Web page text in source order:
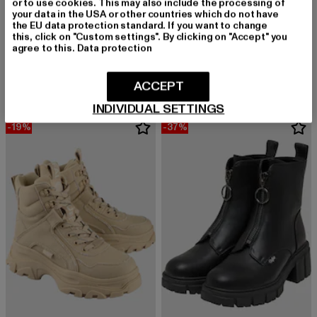
BUFFALO
ZANOS JOJO - VEGAN NAPPA
Derzeitiger Preis: 55,19 EURAktionspreis: 79,99 EUR
BUFFALO
48,29 EUR
Derzeitiger Preis: 48,29 EUR
-19% -37%
or to use cookies. This may also include the processing of
your data in the USA or other countries which do not have
the EU data protection standard. If you want to change
this, click on "Custom settings". By clicking on "Accept" you
agree to this. Data protection
INDIVIDUAL SETTINGS
ACCEPT